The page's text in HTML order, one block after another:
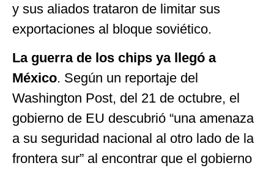
y sus aliados trataron de limitar sus
exportaciones al bloque soviético.
La guerra de los chips ya llegó a
México. Según un reportaje del
Washington Post, del 21 de octubre, el
gobierno de EU descubrió “una amenaza
a su seguridad nacional al otro lado de la
frontera sur” al encontrar que el gobierno